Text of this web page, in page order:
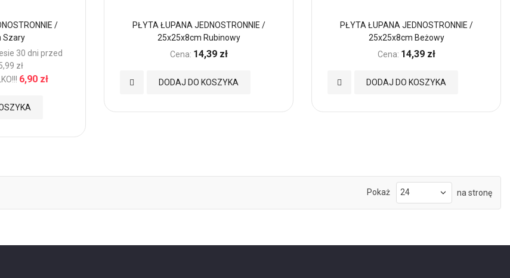
/
Szary
30 dni przed
zł
6,90 zł
PŁYTA ŁUPANA JEDNOSTRONNIE /
25x25x8cm Rubinowy
Cena: 14,39 zł
DODAJ DO KOSZYKA
Dodaj
PŁYTA ŁUPANA JEDNOSTRONNIE /
25x25x8cm Beżowy
Cena: 14,39 zł
DODAJ DO KOSZYKA
Dodaj
Pokaż na stronę